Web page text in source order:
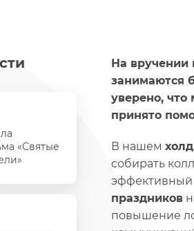
«Святые
На вручении
занимаются
уверено,
принято
В нашем
собирать
эффективный
праздников
повышение